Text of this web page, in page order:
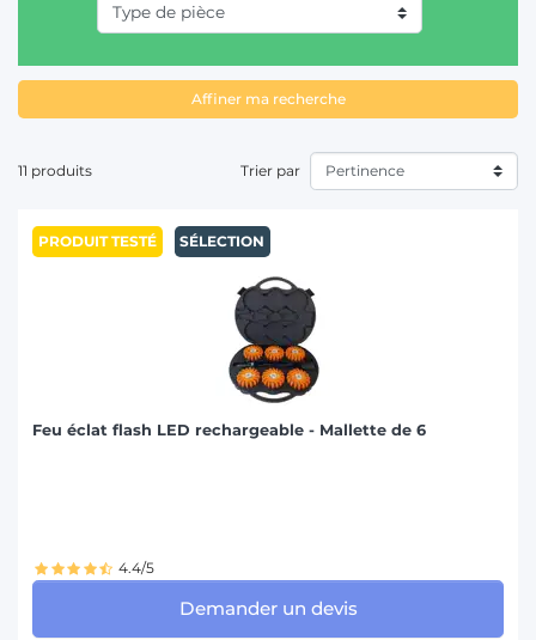
Affiner ma recherche
11 produits Trier par
PRODUIT TESTÉ SÉLECTION
Feu éclat flash LED rechargeable - Mallette de 6
4.4/5
Demander un devis